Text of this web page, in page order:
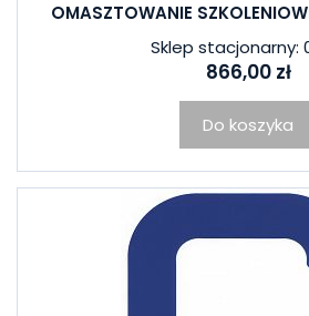
OMASZTOWANIE
Sklep stacjonarny:
866,00 zł
Do koszyka